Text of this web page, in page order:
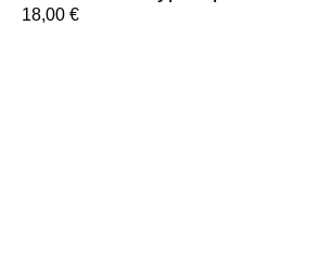
18,00 €